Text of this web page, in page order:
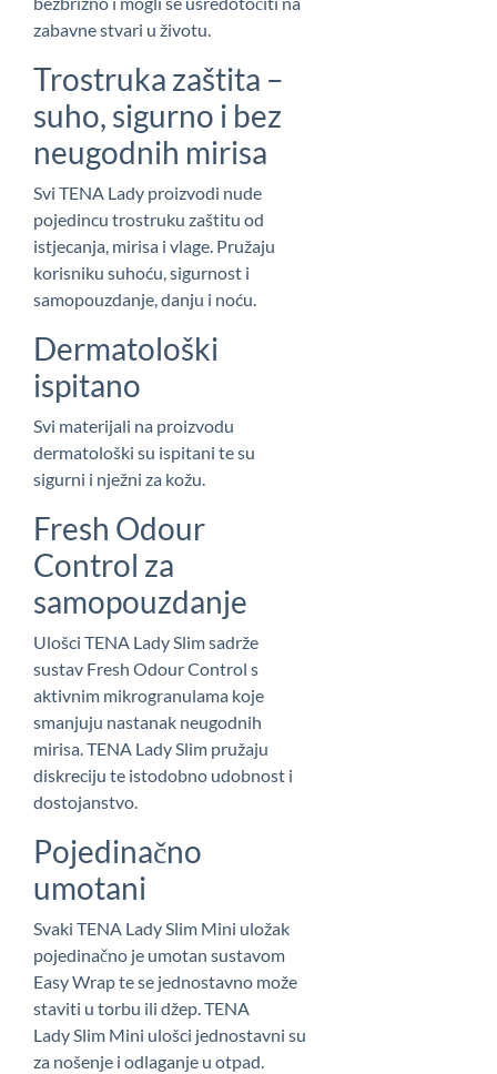
zabavne stvari u životu.
Trostruka zaštita –
suho, sigurno i bez
neugodnih mirisa
Svi TENA Lady proizvodi nude
pojedincu trostruku zaštitu od
istjecanja, mirisa i vlage. Pružaju
korisniku suhoću, sigurnost i
samopouzdanje, danju i noću.
Dermatološki
ispitano
Svi materijali na proizvodu
dermatološki su ispitani te su
sigurni i nježni za kožu.
Fresh Odour
Control za
samopouzdanje
Ulošci TENA Lady Slim sadrže
sustav Fresh Odour Control s
aktivnim mikrogranulama koje
smanjuju nastanak neugodnih
mirisa. TENA Lady Slim pružaju
diskreciju te istodobno udobnost i
dostojanstvo.
Pojedinačno
umotani
Svaki TENA Lady Slim Mini uložak
pojedinačno je umotan sustavom
Easy Wrap te se jednostavno može
staviti u torbu ili džep. TENA
Lady Slim Mini ulošci jednostavni su
za nošenje i odlaganje u otpad.